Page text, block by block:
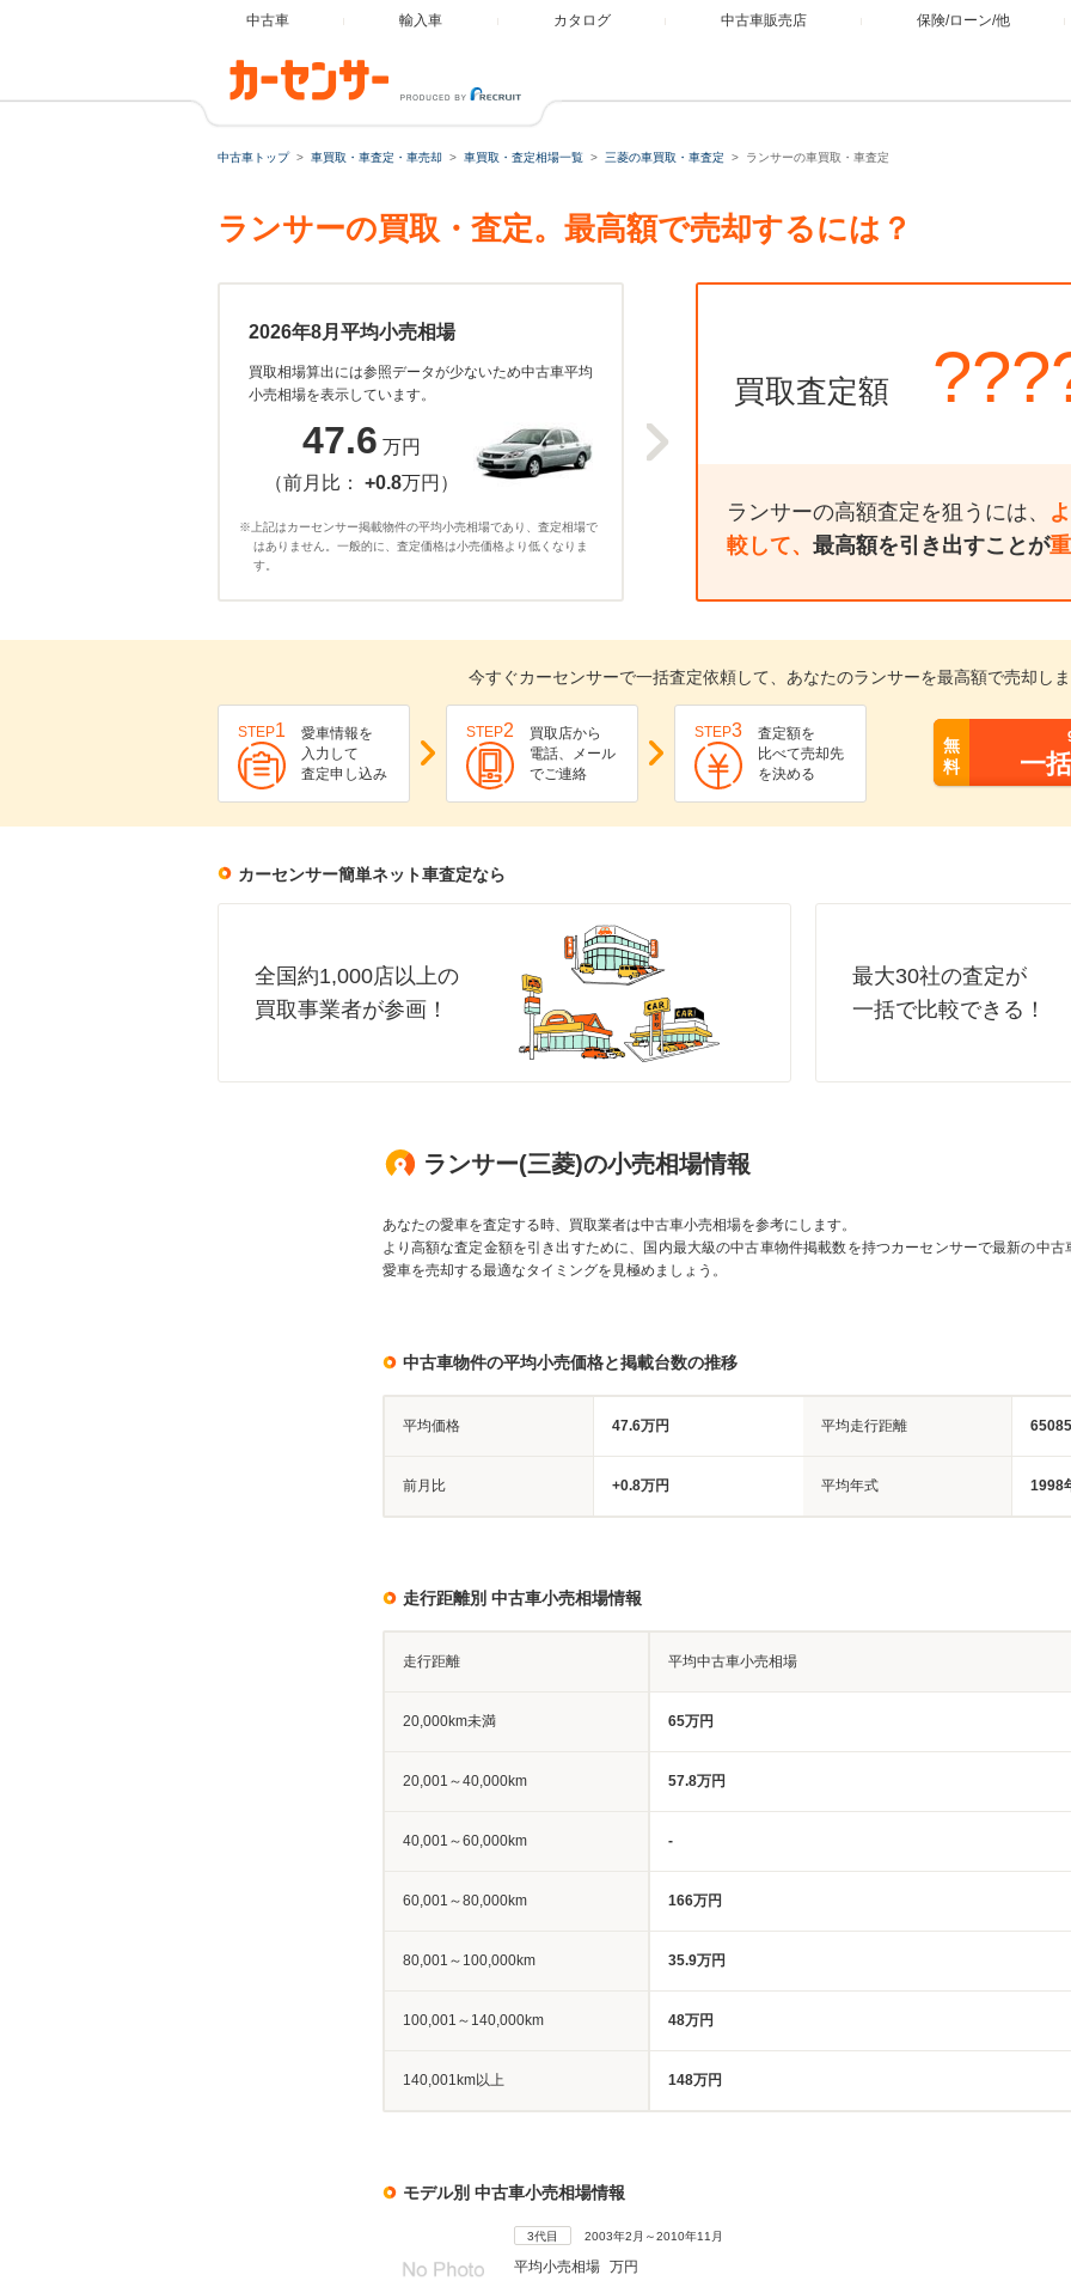
中古車 輸入車 カタログ 中古車販売店 保険/ローン/他
中古車トップ 車買取・車査定・車売却 車買取・査定相場一覧 三菱の車買取・車査定 ランサーの車買取・車査定
ランサーの買取・査定。最高額で売却するには？
2026年8月平均小売相場
買取相場算出には参照データが少ないため中古車平均
小売相場を表示しています。
47.6 万円
（前月比： +0.8万円）
※上記はカーセンサー掲載物件の平均小売相場であり、査定相場で
はありません。一般的に、査定価格は小売価格より低くなりま
す。
買取査定額
ランサーの高額査定を狙うには、
較して、 最高額を引き出すことが
今すぐカーセンサーで一括査定依頼して、あなたのランサーを最高額で売却しま
STEP1
愛車情報を
入力して
査定申し込み
STEP2
買取店から
電話、メール
でご連絡
STEP3
査定額を
比べて売却先
を決める
無
料
一
カーセンサー簡単ネット車査定なら
全国約1,000店以上の
買取事業者が参画！
最大30社の査定が
一括で比較できる！
ランサー(三菱)の小売相場情報
あなたの愛車を査定する時、買取業者は中古車小売相場を参考にします。
より高額な査定金額を引き出すために、国内最大級の中古車物件掲載数を持つカーセンサーで最新の中古
愛車を売却する最適なタイミングを見極めましょう。
中古車物件の平均小売価格と掲載台数の推移
平均価格 47.6万円 平均走行距離
前月比 +0.8万円 平均年式 1998
走行距離別 中古車小売相場情報
走行距離 平均中古車小売相場
20,000km未満 65万円
20,001～40,000km 57.8万円
40,001～60,000km -
60,001～80,000km 166万円
80,001～100,000km 35.9万円
100,001～140,000km 48万円
140,001km以上 148万円
モデル別 中古車小売相場情報
3代目 2003年2月～2010年11月
平均小売相場 万円